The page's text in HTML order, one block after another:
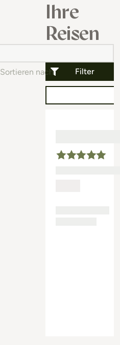
Ihre
Reisen
Filter
Sortieren nach Beliebtheit